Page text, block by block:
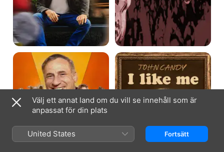
Mel
Brooks:
Year
Old
Man!
John
Candy:
I
Like
Me
Välj ett annat land om du vill se innehåll som är
anpassat för din plats
United States Fortsätt